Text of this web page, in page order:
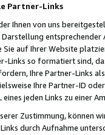
Partner-Links
Ihnen von uns
auf Ihrer Website
Links so formatiert sind,
Ihre Partner-Links
Ihre Partner-ID
eines jeden Links zu einer
Zustimmung, können
durch Aufnahme